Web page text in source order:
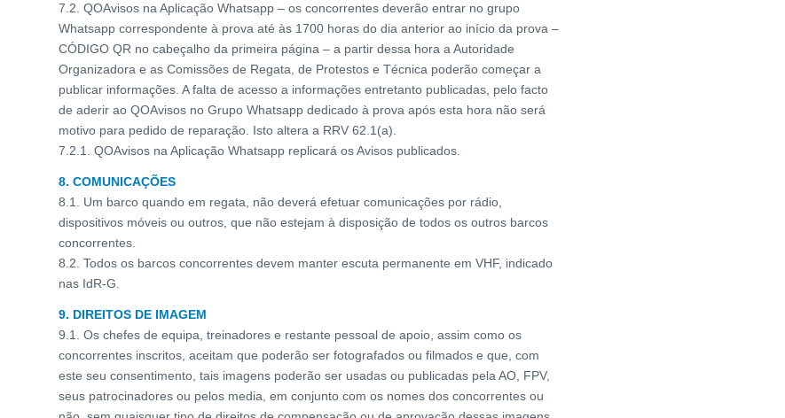
7.2. QOAvisos na Aplicação Whatsapp – os concorrentes deverão entrar no grupo
Whatsapp correspondente à prova até às 1700 horas do dia anterior ao início da prova –
CÓDIGO QR no cabeçalho da primeira página – a partir dessa hora a Autoridade
Organizadora e as Comissões de Regata, de Protestos e Técnica poderão começar a
publicar informações. A falta de acesso a informações entretanto publicadas, pelo facto
de aderir ao QOAvisos no Grupo Whatsapp dedicado à prova após esta hora não será
motivo para pedido de reparação. Isto altera a RRV 62.1(a).
7.2.1. QOAvisos na Aplicação Whatsapp replicará os Avisos publicados.
8. COMUNICAÇÕES
8.1. Um barco quando em regata, não deverá efetuar comunicações por rádio,
dispositivos móveis ou outros, que não estejam à disposição de todos os outros barcos
concorrentes.
8.2. Todos os barcos concorrentes devem manter escuta permanente em VHF, indicado
nas IdR-G.
9. DIREITOS DE IMAGEM
9.1. Os chefes de equipa, treinadores e restante pessoal de apoio, assim como os
concorrentes inscritos, aceitam que poderão ser fotografados ou filmados e que, com
este seu consentimento, tais imagens poderão ser usadas ou publicadas pela AO, FPV,
seus patrocinadores ou pelos media, em conjunto com os nomes dos concorrentes ou